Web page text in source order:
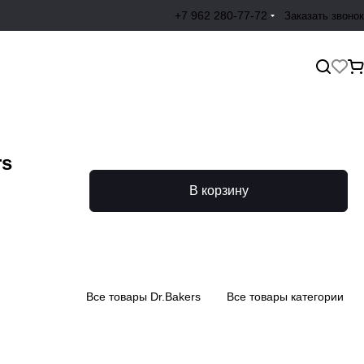
+7 962 280-77-72 Заказать звонок
В корзину
Все товары Dr.Bakers Все товары категории